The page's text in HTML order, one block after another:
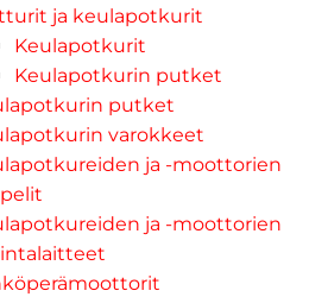
ja keulapotkurit
Keulapotkurit
Keulapotkurin putket
putket
varokkeet
ja -moottorien
ja -moottorien